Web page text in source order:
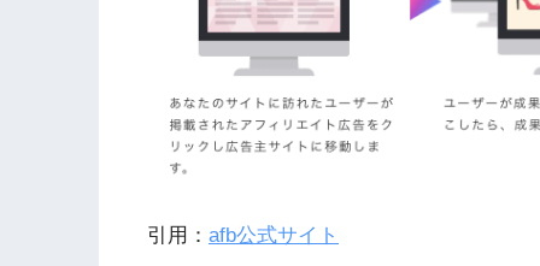
引用： afb公式サイト